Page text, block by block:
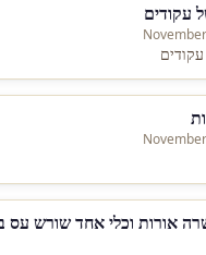
אורות וכלי אחד שורש עס